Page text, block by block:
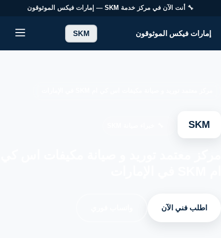
🔧 أنت الآن في مركز خدمة SKM — إمارات فيكس الموثوقون
إمارات فيكس الموثوقون SKM
سياسة الخصوصية
SKM
اطلب فني الآن